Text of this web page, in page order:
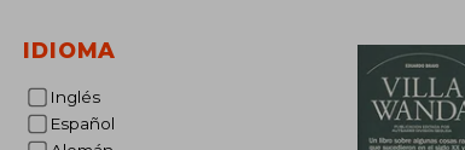
IDIOMA
Inglés
Español